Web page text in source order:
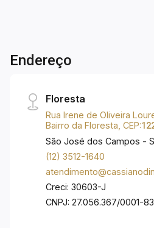
Sonda, Roldão Atacadista,
VISTA!
Endereço
Floresta
Rua Irene de Oliveira
Bairro da Floresta, CEP:
São José dos Campos -
(12) 3512-1640
Creci: 30603-J
CNPJ: 27.056.367/0001-83